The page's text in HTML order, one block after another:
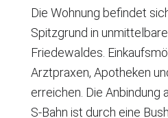
Die Wohnung befindet
Spitzgrund in
Friedewaldes.
Arztpraxen, Apotheken
erreichen. Die Anbindung
S-Bahn ist durch eine